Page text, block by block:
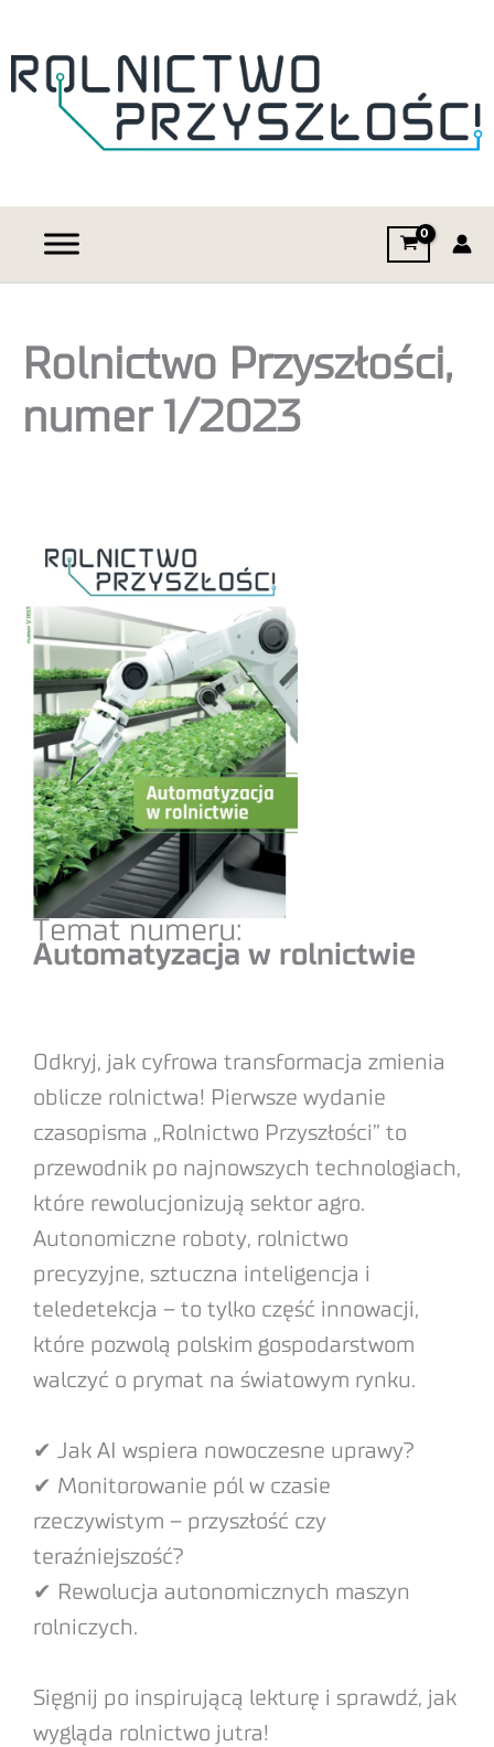
Rolnictwo Przyszłości,
numer 1/2023
Temat numeru:
Automatyzacja w rolnictwie
Odkryj, jak cyfrowa transformacja zmienia
oblicze rolnictwa! Pierwsze wydanie
czasopisma „Rolnictwo Przyszłości” to
przewodnik po najnowszych technologiach,
które rewolucjonizują sektor agro.
Autonomiczne roboty, rolnictwo
precyzyjne, sztuczna inteligencja i
teledetekcja – to tylko część innowacji,
które pozwolą polskim gospodarstwom
walczyć o prymat na światowym rynku.
✔ Jak AI wspiera nowoczesne uprawy?
✔ Monitorowanie pól w czasie
rzeczywistym – przyszłość czy
teraźniejszość?
✔ Rewolucja autonomicznych maszyn
rolniczych.
Sięgnij po inspirującą lekturę i sprawdź, jak
wygląda rolnictwo jutra!